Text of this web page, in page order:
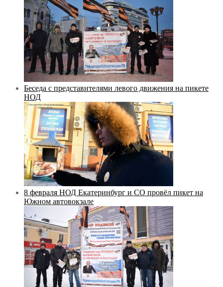
Беседа с представителями левого движения на пикете
НОД
8 февраля НОД Екатеринбург и СО провёл пикет на
Южном автовокзале